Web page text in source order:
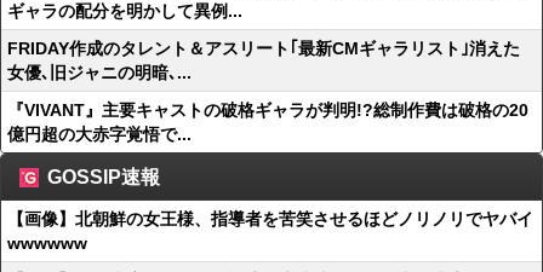
ギャラの配分を明かして異例...
FRIDAY作成のタレント＆アスリート｢最新CMギャラリスト｣消えた
女優､旧ジャニの明暗､...
『VIVANT』主要キャストの破格ギャラが判明!?総制作費は破格の20
億円超の大赤字覚悟で...
GOSSIP速報
【画像】北朝鮮の女王様、指導者を苦笑させるほどノリノリでヤバイ
wwwwww